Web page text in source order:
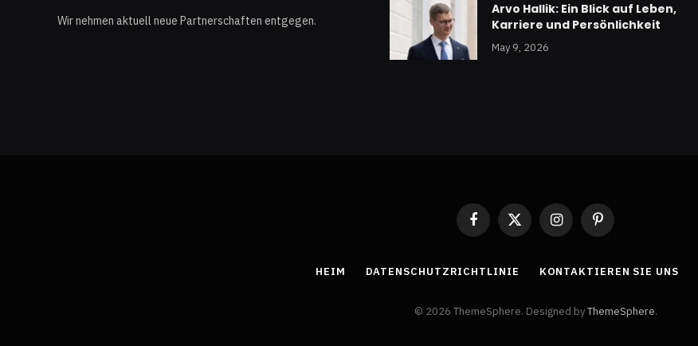
Wir nehmen aktuell neue Partnerschaften entgegen.
Arvo Hallik: Ein Blick auf Leben,
Karriere und Persönlichkeit
May 9, 2026
Facebook
X
InstagramPinterest
HEIM DATENSCHUTZRICHTLINIE KONTAKTIEREN SIE UNS
© 2026 ThemeSphere. Designed byThemeSphere.